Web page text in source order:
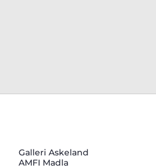
Galleri Askeland
AMFI Madla